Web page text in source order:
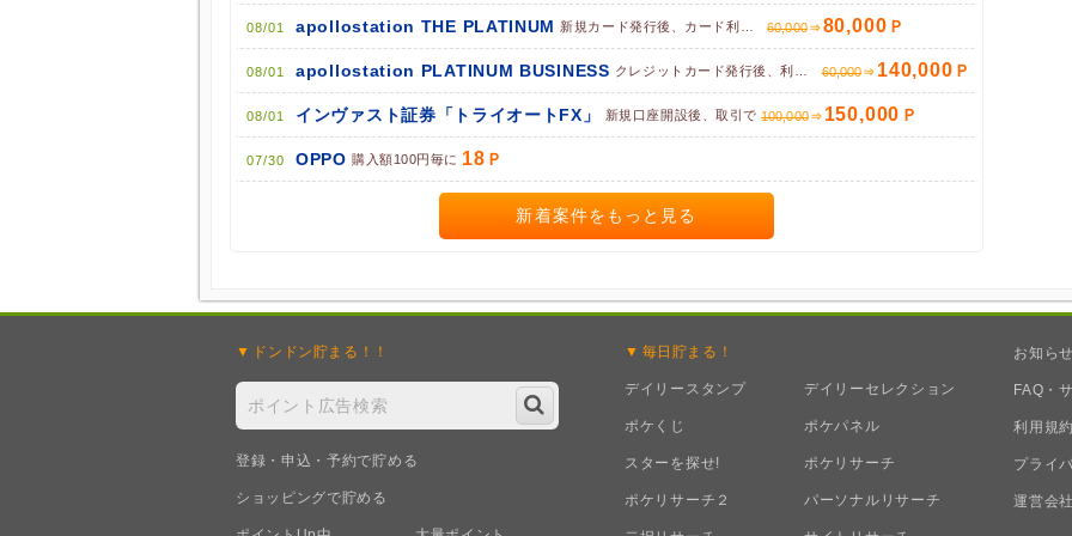
08/01 apollostation THE PLATINUM 60,000 80,000
08/01 apollostation PLATINUM BUSINESS 60,000 140,000
08/01 インヴァスト証券「トライオートFX」 新規口座開設後、取引で 100,000 150,000
07/30 OPPO 購入額100円毎に 18
新着案件をもっと見る
ドンドン貯まる！！
登録・申込・予約で貯める
ショッピングで貯める
毎日 貯まる！
デイリースタンプ デイリーセレクション
ポケくじ ポケパネル
スターを探せ! ポケリサーチ
ポケリサーチ２ パーソナルリサーチ
お知らせ
FAQ・
利用規約
プライ
運営会社